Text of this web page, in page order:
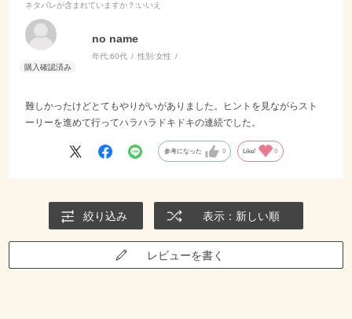
ネタバレが含まれていますか？ :いいえ
no name
年代:60代 性別:女性
難しかったけどとてもやりがいがありました。ヒントを見ながらスト
ーリーを進めて行ってハラハラドキドキの連続でした。
参考になった 0 Like! 0
絞り込み 表示：新しい順
レビューを書く